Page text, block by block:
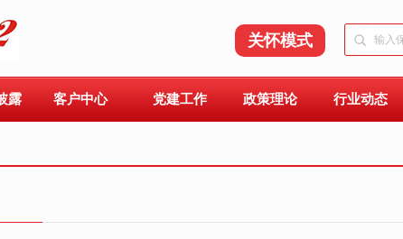
关怀模式
露 客户中心 党建工作 政策理论 行业动态